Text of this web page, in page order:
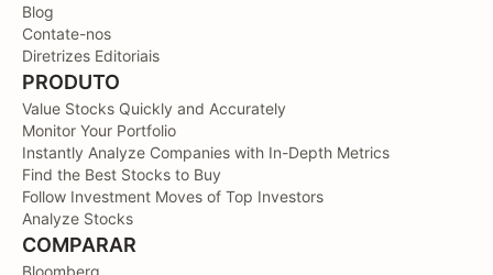
Blog
Contate-nos
Diretrizes Editoriais
PRODUTO
Value Stocks Quickly and Accurately
Monitor Your Portfolio
Instantly Analyze Companies with In-Depth Metrics
Find the Best Stocks to Buy
Follow Investment Moves of Top Investors
Analyze Stocks
COMPARAR
Bloomberg